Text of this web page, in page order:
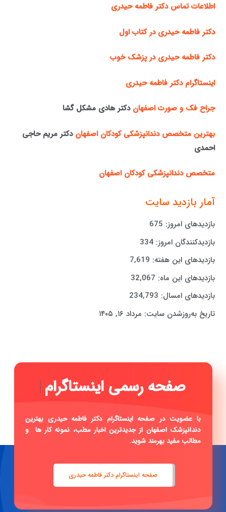
اطلاعات تماس دکتر فاطمه حیدری
دکتر فاطمه حیدری در کتاب اول
دکتر فاطمه حیدری در پزشک خوب
اینستاگرام دکتر فاطمه حیدری
جراح فک و صورت اصفهان دکتر هادی مشکل گشا
بهترین متخصص دندانپزشکی کودکان اصفهان دکتر مریم حاجی
احمدی
متخصص دندانپزشکی کودکان اصفهان
آمار بازدید سایت
بازدیدهای امروز: 675
بازدیدکنندگان امروز:334
بازدیدهای این هفته: 7,619
بازدیدهای این ماه: 32,067
بازدیدهای امسال: 234,793
تاریخ به‌روزشدن سایت: مرداد ۱۶, ۱۴۰۵
|
با عضویت در صفحه اینستاگرام دکتر فاطمه حیدری بهترین
دندانپزشک اصفهان از جدیدترین اخبار مطب، نمونه کار ها و
مطالب مفید بهرمند شوید.
صفحه اینستاگرام دکتر فاطمه حیدری